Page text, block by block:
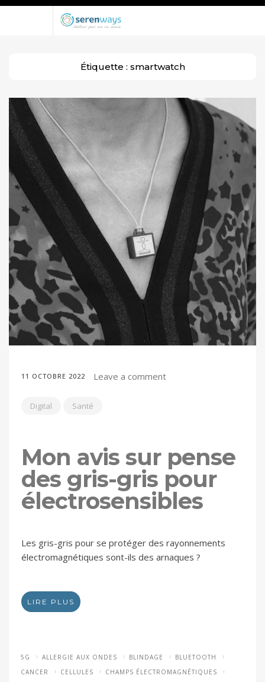
Étiquette : smartwatch
11 OCTOBRE 2022 Leave a comment
Digital Santé
Mon avis sur pense
des gris-gris pour
électrosensibles
Les gris-gris pour se protéger des rayonnements
électromagnétiques sont-ils des arnaques ?
LIRE PLUS
5G ALLERGIE AUX ONDES BLINDAGE
BLUETOOTH
CANCER
CELLULES
CHAMPS ÉLECTROMAGNÉTIQUES